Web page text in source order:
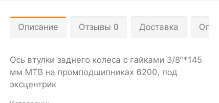
Описание Отзывы 0 Доставка
Ось втулки заднего колеса с гайками 3/8"*145
мм MTB на промподшипниках 6200, под
эксцентрик